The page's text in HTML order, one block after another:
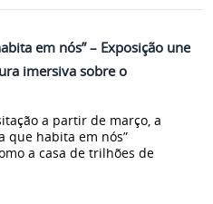
em nós” – Exposição une
imersiva sobre o
a partir de março, a
que habita em nós”
a casa de trilhões de